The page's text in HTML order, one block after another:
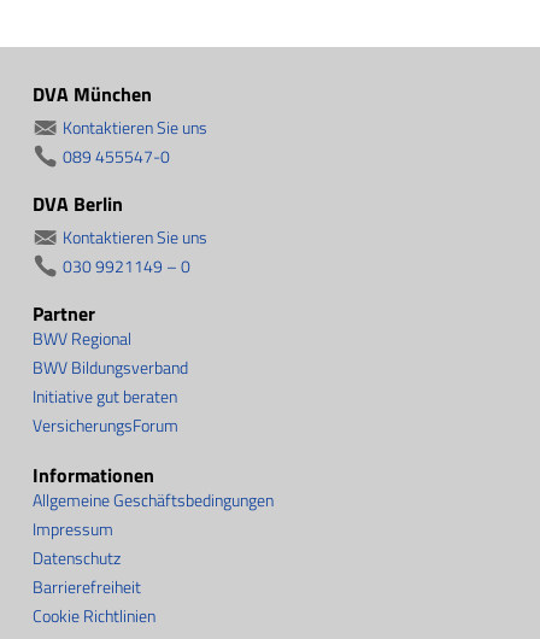
DVA München
Kontaktieren Sie uns
089 455547-0
DVA Berlin
Kontaktieren Sie uns
030 9921149 – 0
Informationen
Allgemeine Geschäftsbedingungen
Impressum
Datenschutz
Barrierefreiheit
Cookie Richtlinien
Partner
BWV Regional
BWV Bildungsverband
Initiative gut beraten
VersicherungsForum